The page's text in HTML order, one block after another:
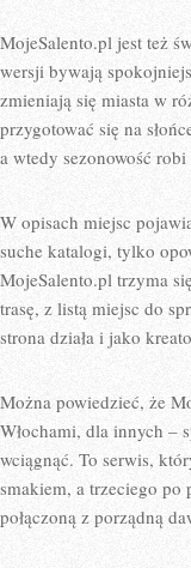
MojeSalento.pl jest też
wersji bywają
zmieniają się miasta w
przygotować się na
a wtedy sezonowość
W opisach miejsc
suche katalogi, tylko
MojeSalento.pl trzyma
trasę, z listą miejsc do
strona działa i jako
Można powiedzieć, że
Włochami, dla innych –
wciągnąć. To serwis,
smakiem, a trzeciego po
połączoną z porządną